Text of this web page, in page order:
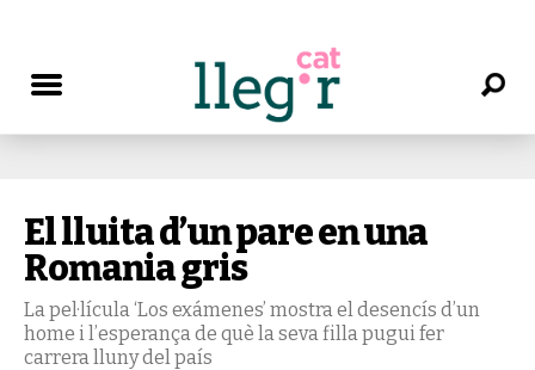
El lluita d’un pare en una
Romania gris
La pel·lícula ‘Los exámenes’ mostra el desencís d’un
home i l’esperança de què la seva filla pugui fer
carrera lluny del país